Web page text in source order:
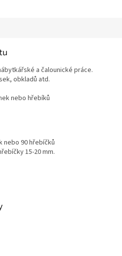
a čalounické práce.
obkladů atd.
nebo hřebíků
nebo 90 hřebíčků
15-20 mm.